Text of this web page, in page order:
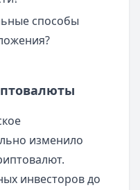
способы
изменило
инвесторов до